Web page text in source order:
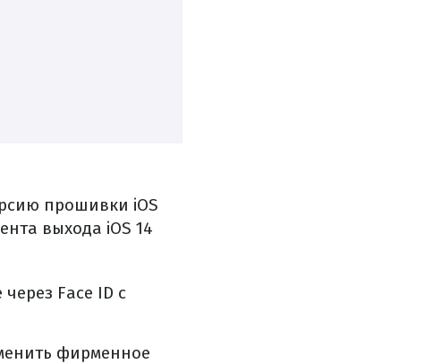
прошивки iOS
выхода iOS 14
Face ID с
фирменное